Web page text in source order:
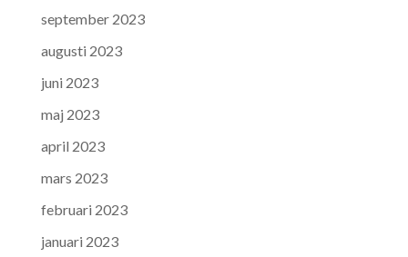
september 2023
augusti 2023
juni 2023
maj 2023
april 2023
mars 2023
februari 2023
januari 2023